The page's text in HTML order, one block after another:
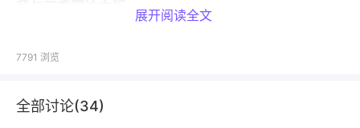
册了“medjaden”，主要在论文版发些有关论文写作与
提的是，“medjaden”在2006年论文版被评为当年10
展开阅读全文
7791 浏览
全部讨论(34)